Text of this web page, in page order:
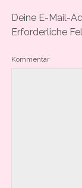
Deine E-Mail-
Erforderliche
Kommentar